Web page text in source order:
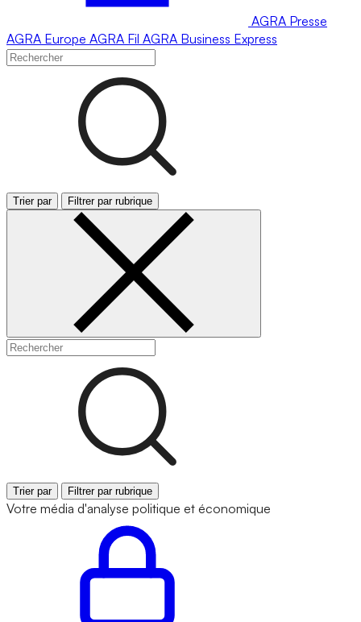
AGRA Presse
AGRA Europe AGRA Fil AGRA Business Express
Trier par Filtrer par rubrique
Trier par Filtrer par rubrique
Votre média d'analyse politique et économique